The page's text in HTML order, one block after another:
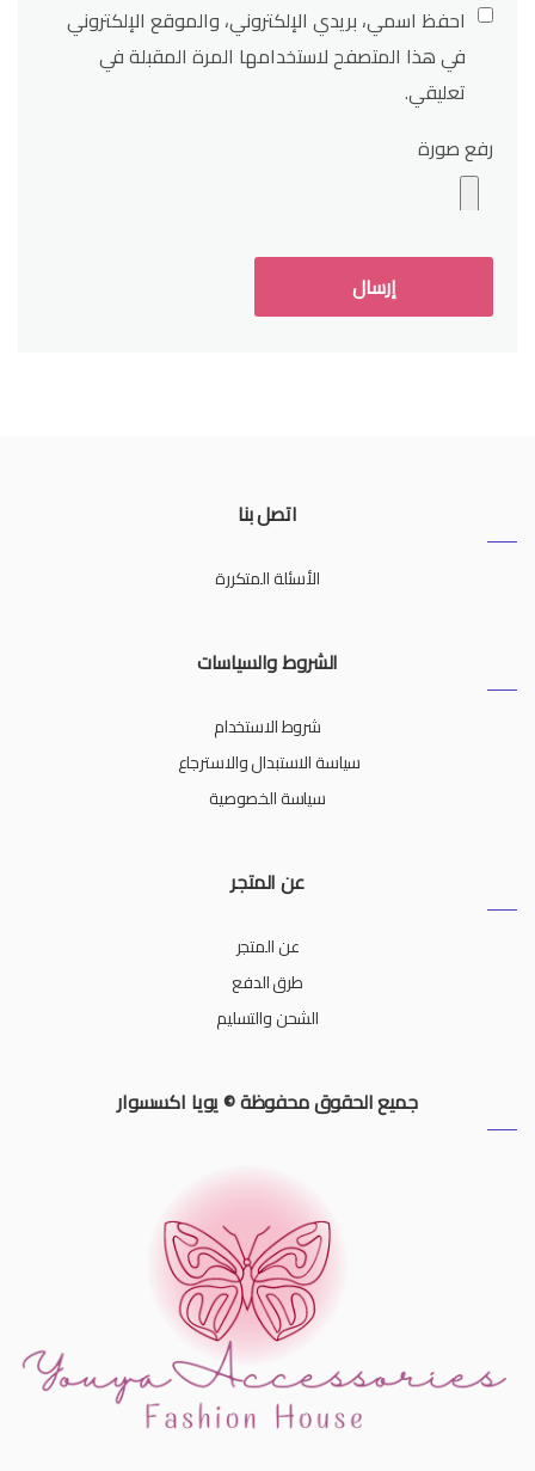
احفظ اسمي، بريدي الإلكتروني، والموقع الإلكتروني
في هذا المتصفح لاستخدامها المرة المقبلة في
تعليقي.
رفع صورة
اتصل بنا
الأسئلة المتكررة
الشروط والسياسات
شروط الاستخدام
سياسة الاستبدال والاسترجاع
سياسة الخصوصية
عن المتجر
عن المتجر
طرق الدفع
الشحن والتسليم
جميع الحقوق محفوظة © يويا اكسسوار